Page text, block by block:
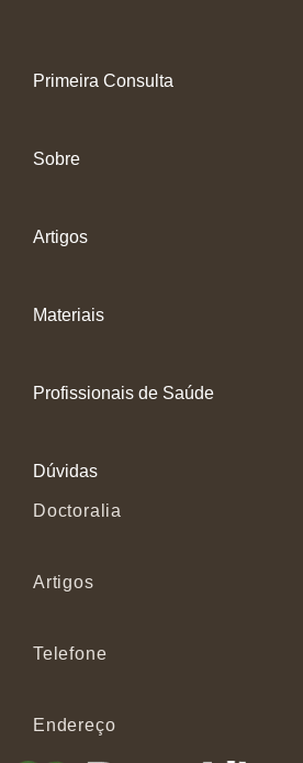
Primeira Consulta
Sobre
Artigos
Materiais
Profissionais de Saúde
Dúvidas
Doctoralia
Artigos
Telefone
Endereço